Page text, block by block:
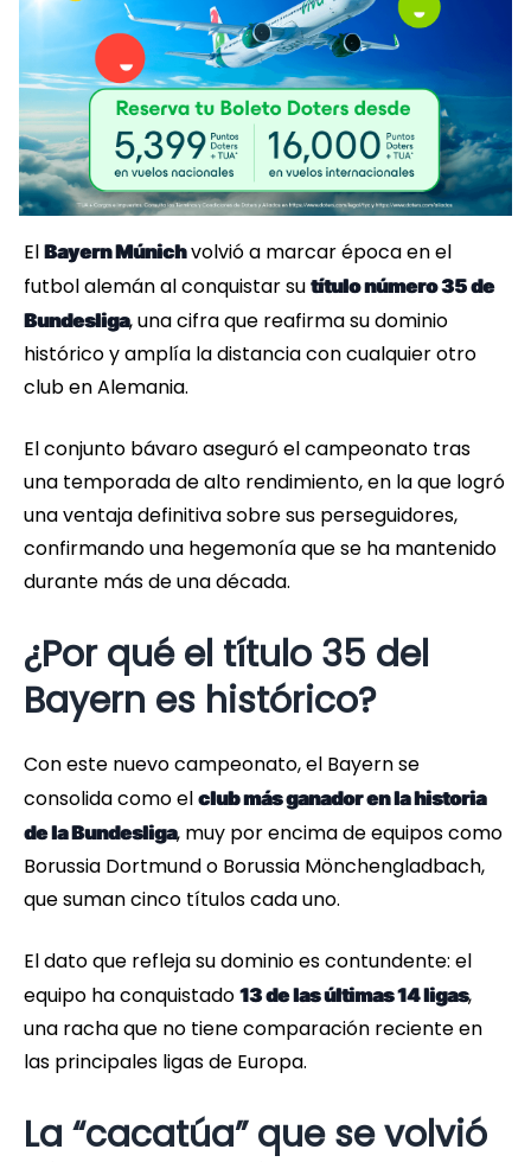
El Bayern Múnichvolvió a marcar época en el
futbol alemán al conquistar su título número 35 de
Bundesliga, una cifra que reafirma su dominio
histórico y amplía la distancia con cualquier otro
club en Alemania.
El conjunto bávaro aseguró el campeonato tras
una temporada de alto rendimiento, en la que logró
una ventaja definitiva sobre sus perseguidores,
confirmando una hegemonía que se ha mantenido
durante más de una década.
¿Por qué el título 35 del
Bayern es histórico?
Con este nuevo campeonato, el Bayern se
consolida como el club más ganador en la historia
de la Bundesliga, muy por encima de equipos como
Borussia Dortmund o Borussia Mönchengladbach,
que suman cinco títulos cada uno.
El dato que refleja su dominio es contundente: el
equipo ha conquistado 13 de las últimas 14 ligas,
una racha que no tiene comparación reciente en
las principales ligas de Europa.
La “cacatúa” que se volvió